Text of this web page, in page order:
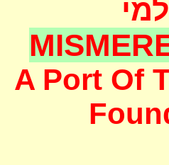
A Port Of
F